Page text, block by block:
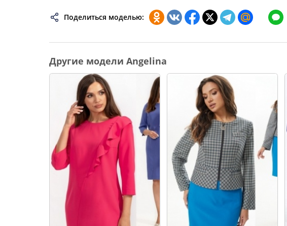
74
148
76
152
78
156
82
164
Поделиться моделью:
Другие модели Angelina